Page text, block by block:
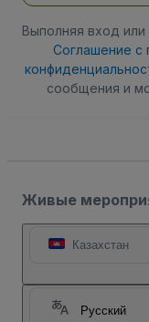
Выполняя вход
Соглашение с
сообщения и
Живые
Казахстан
Русский